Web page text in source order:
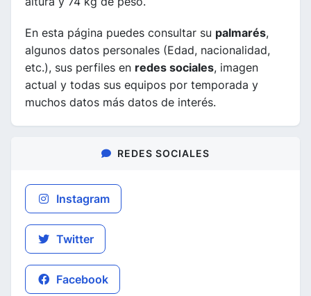
En esta página puedes consultar su palmarés,
algunos datos personales (Edad, nacionalidad,
etc.), sus perfiles en redes sociales, imagen
actual y todas sus equipos por temporada y
muchos datos más datos de interés.
REDES SOCIALES
Instagram
Twitter
Facebook